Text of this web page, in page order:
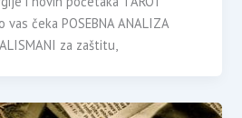
vas čeka POSEBNA ANALIZA
za zaštitu,